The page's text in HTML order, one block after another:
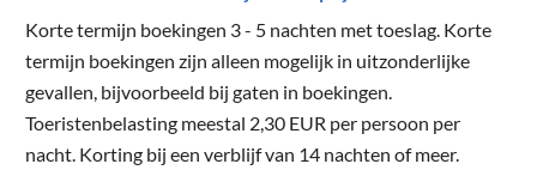
Korte termijn boekingen 3 - 5 nachten met toeslag. Korte
termijn boekingen zijn alleen mogelijk in uitzonderlijke
gevallen, bijvoorbeeld bij gaten in boekingen.
Toeristenbelasting meestal 2,30 EUR per persoon per
nacht. Korting bij een verblijf van 14 nachten of meer.